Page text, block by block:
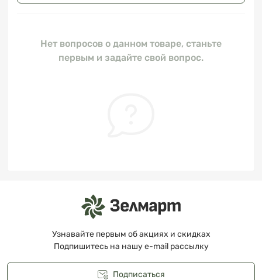
Нет вопросов о данном товаре, станьте
первым и задайте свой вопрос.
Узнавайте первым об акциях и скидках
Подпишитесь на нашу e-mail рассылку
Подписаться